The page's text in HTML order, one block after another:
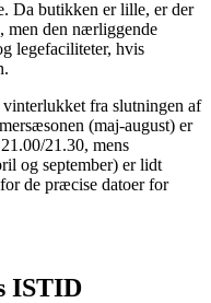
Da butikken er lille, er der
men den nærliggende
legefaciliteter, hvis
fra slutningen af
(maj-august) er
21.30, mens
og september) er lidt
de præcise datoer for
ISTID